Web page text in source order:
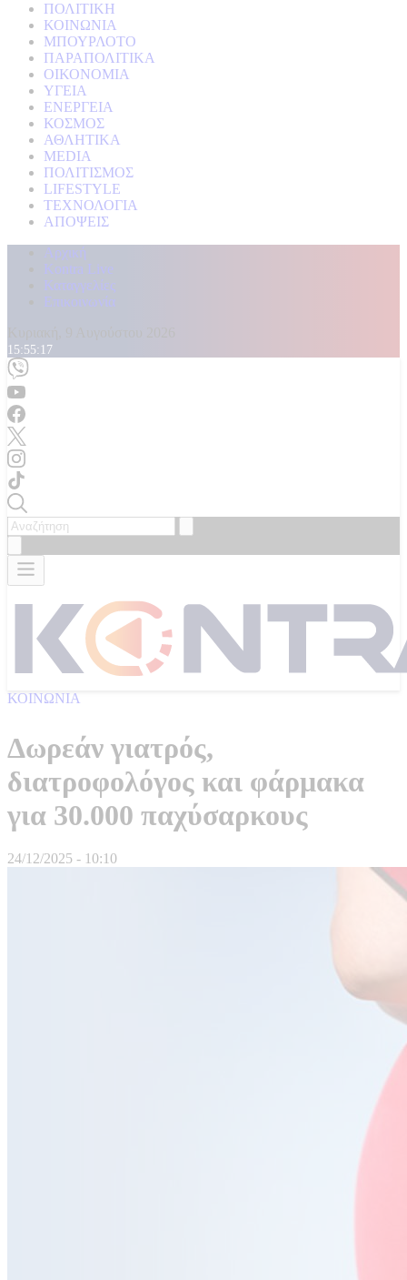
ΠΟΛΙΤΙΚΗ
ΚΟΙΝΩΝΙΑ
ΜΠΟΥΡΛΟΤΟ
ΠΑΡΑΠΟΛΙΤΙΚΑ
ΟΙΚΟΝΟΜΙΑ
ΥΓΕΙΑ
ΕΝΕΡΓΕΙΑ
ΚΟΣΜΟΣ
ΑΘΛΗΤΙΚΑ
MEDIA
ΠΟΛΙΤΙΣΜΟΣ
LIFESTYLE
ΤΕΧΝΟΛΟΓΙΑ
ΑΠΟΨΕΙΣ
Αρχική
Kontra Live
Καταγγελίες
Επικοινωνία
15:55:19
ΚΟΙΝΩΝΙΑ
Δωρεάν γιατρός,
διατροφολόγος και φάρμακα
για 30.000 παχύσαρκους
24/12/2025 - 10:10